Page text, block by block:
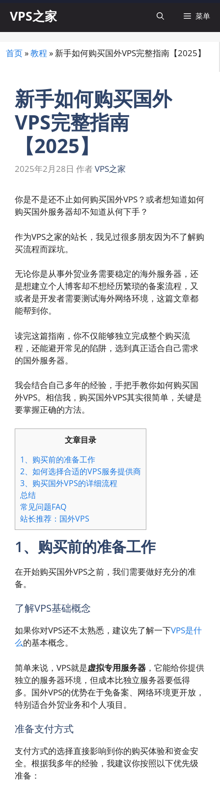
内
VPS之家 菜单
首页 »教程 » 新手如何购买国外VPS完整指南【2025】
新手如何购买国外
VPS完整指南
【2025】
2025年2月28日 作者VPS之家
你是不是还不止如何购买国外VPS？或者想知道如何
购买国外服务器却不知道从何下手？
作为VPS之家的站长，我见过很多朋友因为不了解购
买流程而踩坑。
无论你是从事外贸业务需要稳定的海外服务器，还
是想建立个人博客却不想经历繁琐的备案流程，又
或者是开发者需要测试海外网络环境，这篇文章都
能帮到你。
读完这篇指南，你不仅能够独立完成整个购买流
程，还能避开常见的陷阱，选到真正适合自己需求
的国外服务器。
我会结合自己多年的经验，手把手教你如何购买国
外VPS。相信我，购买国外VPS其实很简单，关键是
要掌握正确的方法。
文章目录
1、购买前的准备工作
2、如何选择合适的VPS服务提供商
3、购买国外VPS的详细流程
总结
常见问题FAQ
站长推荐：国外VPS
1、购买前的准备工作
在开始购买国外VPS之前，我们需要做好充分的准
备。
了解VPS基础概念
如果你对VPS还不太熟悉，建议先了解一下VPS是什
么的基本概念。
简单来说，VPS就是虚拟专用服务器 ，它能给你提供
独立的服务器环境，但成本比独立服务器要低得
多。国外VPS的优势在于免备案、网络环境更开放，
特别适合外贸业务和个人项目。
准备支付方式
支付方式的选择直接影响到你的购买体验和资金安
全。根据我多年的经验，我建议你按照以下优先级
准备：